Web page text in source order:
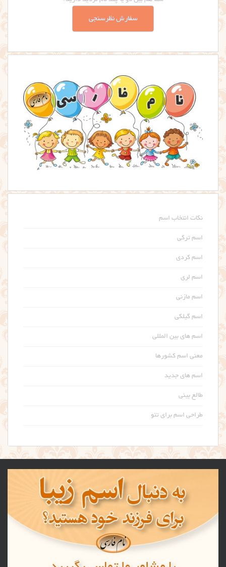
سفارش نظرسنجی
نکات انتخاب اسم
اسم ترکی
اسم کردی
اسم لری
اسم مازنی
اسم گیلکی
اسم های بین المللی
معنی اسم کشورها
اسم های جدید
طالع بینی
طراحی اسم برای تتو